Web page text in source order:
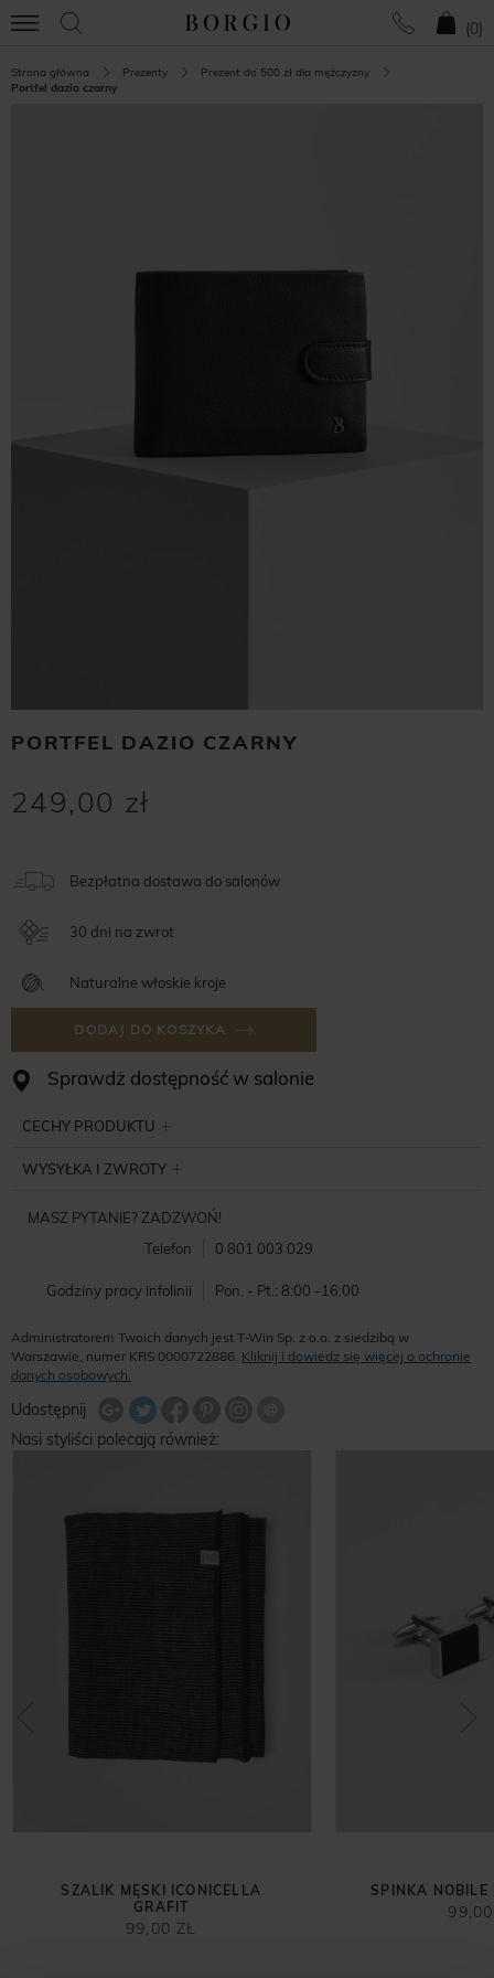
(0)
Strona główna Prezenty
Prezent do 500 zł dla mężczyzny
Portfel dazio czarny
PORTFEL DAZIO CZARNY
249,00 zł
Bezpłatna dostawa do salonów
30 dni na zwrot
Naturalne włoskie kroje
DODAJ DO KOSZYKA
Sprawdż dostępność w salonie
CECHY PRODUKTU
WYSYŁKA I ZWROTY
MASZ PYTANIE? ZADZWOŃ!
Telefon
0 801 003 029
Godziny pracy infolinii Pon. - Pt.: 8:00 -16:00
Administratorem Twoich danych jest T-Win Sp. z o.o. z siedzibą w
Warszawie, numer KRS 0000722886. Kliknij i dowiedz się więcej o ochronie
danych osobowych.
Udostępnij
Share FacebookUdostępnij na Google+
Udostępnij na Google+
Nasi styliści polecają również:
SZALIK MĘSKI ICONICELLA
GRAFIT
99,00 ZŁ
SPINKA NOBILE